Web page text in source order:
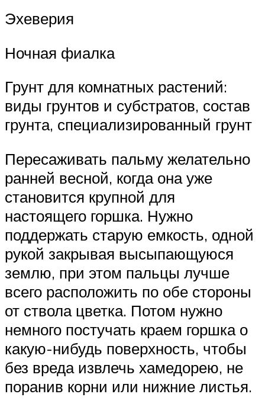
Эхеверия
Ночная фиалка
Грунт для комнатных растений:
виды грунтов и субстратов, состав
грунта, специализированный грунт
Пересаживать пальму желательно
ранней весной, когда она уже
становится крупной для
настоящего горшка. Нужно
поддержать старую емкость, одной
рукой закрывая высыпающуюся
землю, при этом пальцы лучше
всего расположить по обе стороны
от ствола цветка. Потом нужно
немного постучать краем горшка о
какую-нибудь поверхность, чтобы
без вреда извлечь хамедорею, не
поранив корни или нижние листья.